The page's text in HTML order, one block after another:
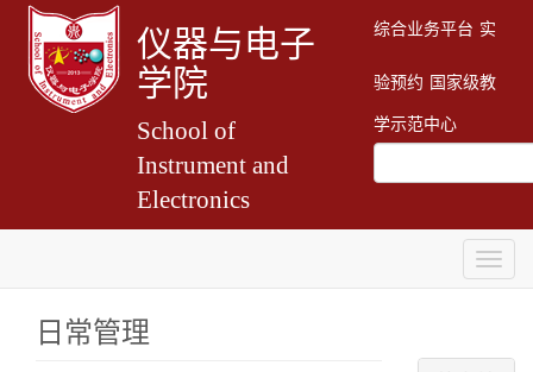
仪器与电子
学院
School of
Instrument and
Electronics
综合业务平台 实
验预约 国家级教
学示范中心
日常管理